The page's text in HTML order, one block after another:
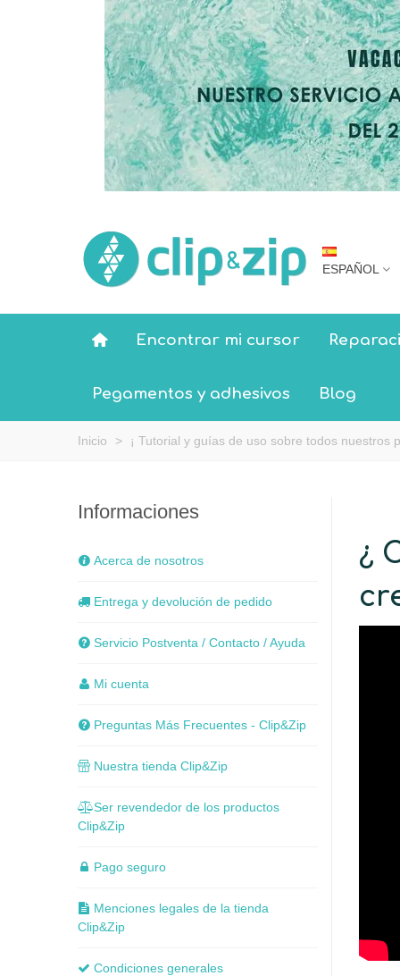
ESPAÑOL
Encontrar mi cursor
Pegamentos y adhesivos Blog
Inicio > ¡ Tutorial y guías de uso sobre todos nuestros
Informaciones
Acerca de nosotros
Entrega y devolución de pedido
Servicio Postventa / Contacto / Ayuda
Mi cuenta
Preguntas Más Frecuentes - Clip&Zip
Nuestra tienda Clip&Zip
Ser revendedor de los productos
Clip&Zip
Pago seguro
Menciones legales de la tienda
Clip&Zip
Condiciones generales
¿